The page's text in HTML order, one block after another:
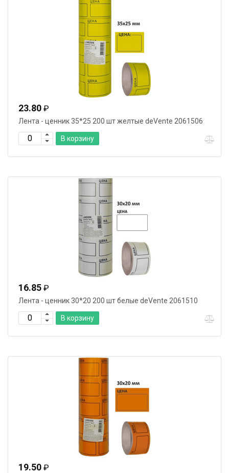
23.80 ₽
Лента - ценник 35*25 200 шт желтые deVente 2061506
В корзину
16.85 ₽
Лента - ценник 30*20 200 шт белые deVente 2061510
В корзину
19.50 ₽